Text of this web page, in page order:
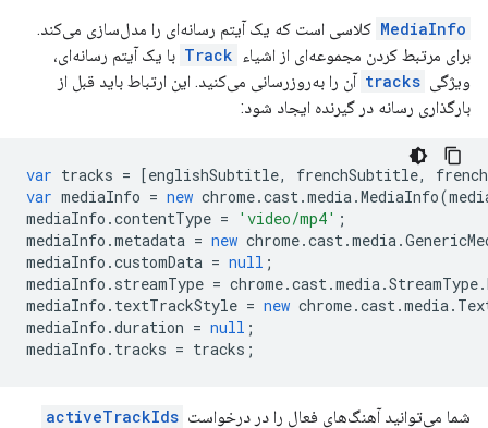
MediaInfo کلاسی است که یک آیتم رسانه‌ای را مدل‌سازی می‌کند.
برای مرتبط کردن مجموعه‌ای از اشیاء Track با یک آیتم رسانه‌ای،
ویژگی tracks آن را به‌روزرسانی می‌کنید. این ارتباط باید قبل از
بارگذاری رسانه در گیرنده ایجاد شود:
var tracks = [englishSubtitle, frenchSubtitle,
var mediaInfo = new chrome.cast.media.MediaInfo(
mediaInfo .contentType = 'video/mp4' ;
mediaInfo .metadata = new chrome.cast.media.
mediaInfo .customData = null ;
mediaInfo . streamType = chrome.cast.media.StreamType.
mediaInfo . textTrackStyle = new chrome.cast.media.
mediaInfo .duration = null ;
mediaInfo . tracks = tracks ;
شما می‌توانید آهنگ‌های فعال را در درخواست activeTrackIds